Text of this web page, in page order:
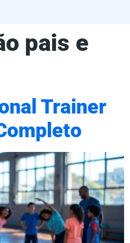
pais e
Trainer